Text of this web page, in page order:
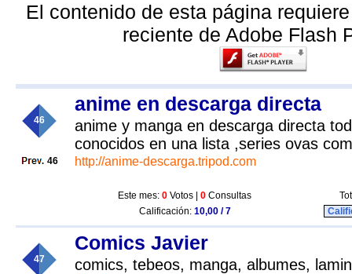
El contenido de esta página
reciente de Adobe Flash
46
46
anime en descarga directa
anime y manga en descarga directa
conocidos en una lista ,series ovas
http://anime-descarga.tripod.com
Este mes: 0 Votos | 0 Consultas
Calificación: 10,00 / 7
47
Comics Javier
comics, tebeos, manga, albumes,